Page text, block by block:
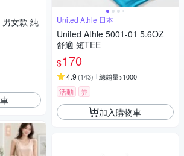
女款 純
United Athle 日本
United Athle 5001-01 5.6OZ
舒適 短TEE
$170
4.9 (143) 總銷量>1000
活動 券
加入購物車